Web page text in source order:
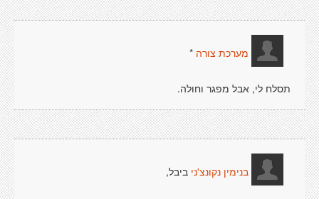
מערכת צורה *
תסלח לי, אבל מפגר וחולה.
בנימין נקונצ'ני ביבל,